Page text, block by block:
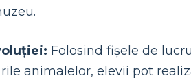
Folosind fișele de
animalelor, elevii pot